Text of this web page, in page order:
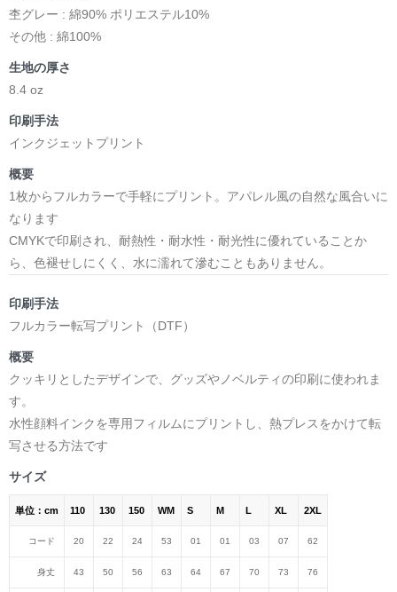
杢グレー : 綿90% ポリエステル10%
その他 : 綿100%
生地の厚さ
8.4 oz
印刷手法
インクジェットプリント
概要
1枚からフルカラーで手軽にプリント。アパレル風の自然な風合いに
なります
CMYKで印刷され、耐熱性・耐水性・耐光性に優れていることか
ら、色褪せしにくく、水に濡れて滲むこともありません。
印刷手法
フルカラー転写プリント（DTF）
概要
クッキリとしたデザインで、グッズやノベルティの印刷に使われま
す。
水性顔料インクを専用フィルムにプリントし、熱プレスをかけて転
写させる方法です
サイズ
単位：cm 110 130 150 WM S M L XL 2XL
コード 20 22 24 53 01 01 03 07 62
身丈 43 50 56 63 64 67 70 73 76